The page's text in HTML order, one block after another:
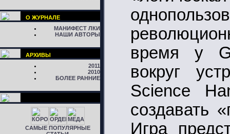
О ЖУРНАЛЕ
МАНИФЕСТ ЛКИ
НАШИ АВТОРЫ
АРХИВЫ
2011
2010
БОЛЕЕ РАННИЕ
САМЫЕ ПОПУЛЯРНЫЕ
время у
вокруг
Science
создавать
Игра